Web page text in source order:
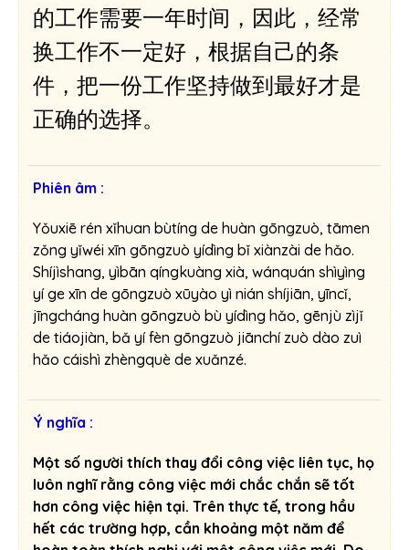
m
t
h
a
n
h
的工作需要一年时间，因此，经常
换工作不一定好，根据自己的条
件，把一份工作坚持做到最好才是
正确的选择。
Phiên âm :
Yǒuxiē rén xǐhuan bùtíng de huàn gōngzuò, tāmen
zǒng yǐwéi xīn gōngzuò yídìng bǐ xiànzài de hǎo.
Shíjìshang, yìbān qíngkuàng xià, wánquán shìyìng
yí ge xīn de gōngzuò xūyào yì nián shíjiān, yīncǐ,
jīngcháng huàn gōngzuò bù yídìng hǎo, gēnjù zìjǐ
de tiáojiàn, bǎ yí fèn gōngzuò jiānchí zuò dào zuì
hǎo cáishì zhèngquè de xuǎnzé.
Ý nghĩa :
Một số người thích thay đổi công việc liên tục, họ
luôn nghĩ rằng công việc mới chắc chắn sẽ tốt
hơn công việc hiện tại. Trên thực tế, trong hầu
hết các trường hợp, cần khoảng một năm để